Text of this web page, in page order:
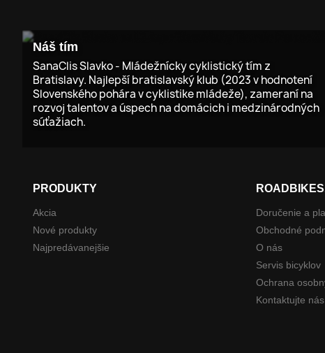
Náš tím
SanaClis Slavko - Mládežnícky cyklistický tím z
Bratislavy. Najlepší bratislavský klub (2023 v hodnotení
Slovenského pohára v cyklistike mládeže), zameraní na
rozvoj talentov a úspech na domácich i medzinárodných
súťažiach.
PRODUKTY
Akcia
Nové produkty
Najpredávanejšie
Doručenie a
Obchodné
O nás
Servis bicyklov
Ochrana
Kontaktujte nás